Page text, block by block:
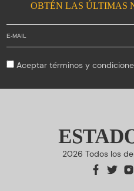
OBTÉN LAS ÚLTIMAS
Aceptartérminos y
2026 Todos los